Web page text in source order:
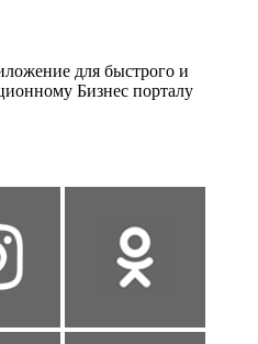
для быстрого и
Бизнес порталу